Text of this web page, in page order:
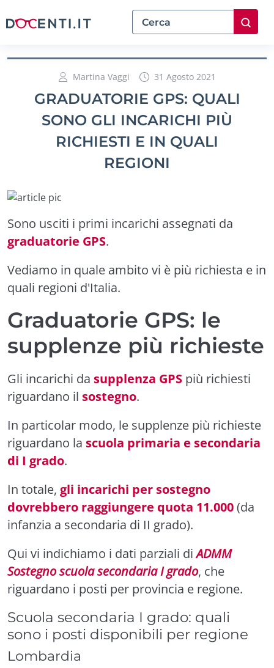
Martina Vaggi 31 Agosto 2021
GRADUATORIE GPS: QUALI
SONO GLI INCARICHI PIÙ
RICHIESTI E IN QUALI
REGIONI
Sono usciti i primi incarichi assegnati da
graduatorie GPS.
Vediamo in quale ambito vi è più richiesta e in
quali regioni d'Italia.
Graduatorie GPS: le
supplenze più richieste
Gli incarichi da supplenza GPS più richiesti
riguardano il sostegno.
In particolar modo, le supplenze più richieste
riguardano la scuola primaria e secondaria
di I grado.
In totale, gli incarichi per sostegno
dovrebbero raggiungere quota 11.000(da
infanzia a secondaria di II grado).
Qui vi indichiamo i dati parziali diADMM
Sostegno scuola secondaria I grado, che
riguardano i posti per provincia e regione.
Scuola secondaria I grado: quali
sono i posti disponibili per regione
Lombardia